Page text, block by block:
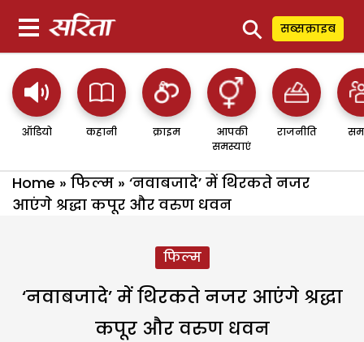
⚲ सब्सक्राइब
ऑडियो कहानी क्राइम
आपकी
समस्याएं
राजनीति
Home » फिल्म » ‘नवाबजादे’ में थिरकते नजर
आएंगे श्रद्धा कपूर और वरुण धवन
फिल्म
‘नवाबजादे’ में थिरकते नजर आएंगे श्रद्धा
कपूर और वरुण धवन